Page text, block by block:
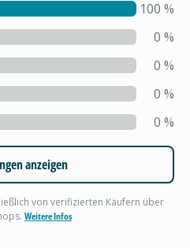
100 %
0 %
0 %
0 %
0 %
anzeigen
von verifizierten Käufern über
Weitere Infos